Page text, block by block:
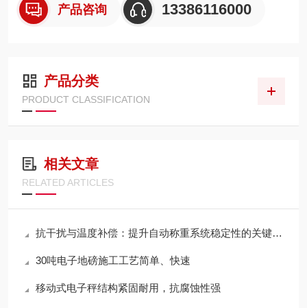
产品咨询 13386116000
产品分类
PRODUCT CLASSIFICATION
相关文章
RELATED ARTICLES
抗干扰与温度补偿：提升自动称重系统稳定性的关键技术
30吨电子地磅施工工艺简单、快速
移动式电子秤结构紧固耐用，抗腐蚀性强